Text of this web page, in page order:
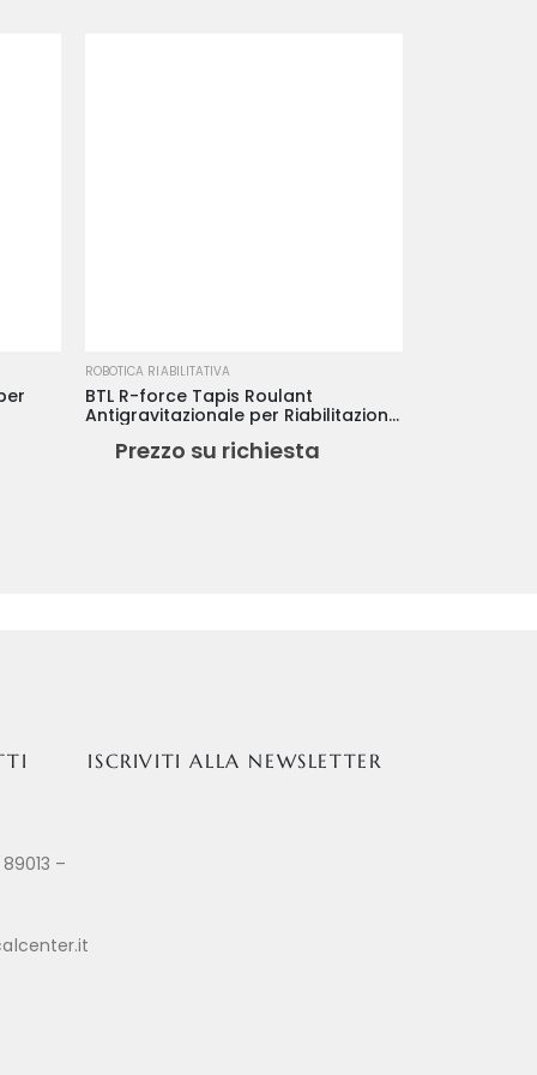
ROBOTICA RIABILITATIVA
BTL R-force Tapis Roulant
Antigravitazionale per Riabilitazione
Prezzo su richiesta
–
ISCRIVITI ALLA NEWSLETTER